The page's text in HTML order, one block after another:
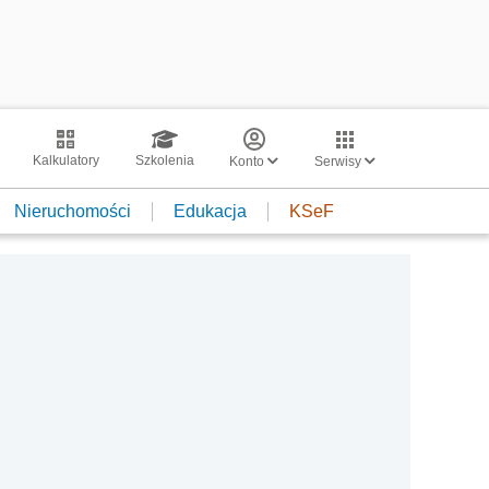
Kalkulatory Szkolenia Konto Serwisy
Nieruchomości Edukacja KSeF